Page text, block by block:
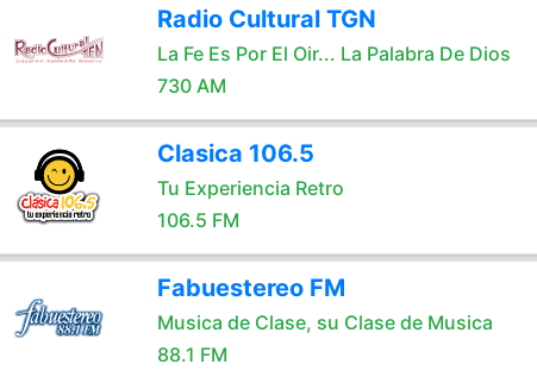
Radio Cultural TGN
La Fe Es Por El Oir... La Palabra De Dios
730 AM
Clasica 106.5
Tu Experiencia Retro
106.5 FM
Fabuestereo FM
Musica de Clase, su Clase de Musica
88.1 FM